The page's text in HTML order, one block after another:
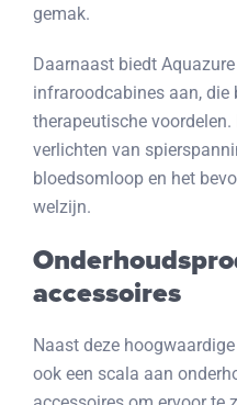
gemak.
Daarnaast biedt
infraroodcabines aan, die
therapeutische
verlichten van
bloedsomloop en het
welzijn.
accessoires
Naast deze
ook een scala aan